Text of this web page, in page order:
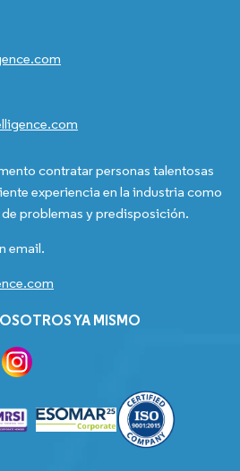
contratar personas talentosas
experiencia en la industria como
problemas y predisposición.
email.
YA MISMO